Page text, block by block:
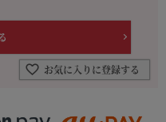
お気に入りに登録する